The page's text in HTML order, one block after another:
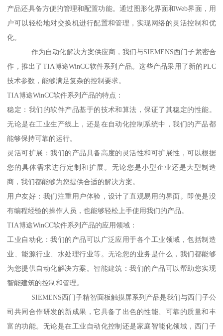
产品还具备方便的管理和配置功能。通过图形化界面和Web界面，用
户可以轻松地对交换机进行配置和管理，实现网络的灵活控制和优
化。
作为自动化解决方案供应商，我们与SIEMENS西门子紧密合
作，推出了TIA博途WinCC软件系列产品。这些产品采用了新的PLC
技术参数，能够满足复杂的控制要求。
TIA博途WinCC软件系列产品的特点：
稳定：我们的软件产品基于的技术和算法，保证了其稳定的性能。
无论是在工业生产线上，还是在自动化控制系统中，我们的产品都
能够保持可靠的运行。
灵活可扩展：我们的产品具备高度的灵活性和可扩展性，可以根据
您的具体需求进行定制和扩展。无论您是小型企业还是大型制造
商，我们都能够为您提供合适的解决方案。
用户友好：我们注重用户体验，设计了直观易用的界面。即使是没
有编程经验的操作人员，也能够轻松上手使用我们的产品。
TIA博途WinCC软件系列产品的应用领域：
工业自动化：我们的产品可以广泛应用于各个工业领域，包括制造
业、能源行业、水处理行业等。无论您的业务是什么，我们都能够
为您提供自动化解决方案。智能建筑：我们的产品可以帮助您实现
智能建筑的控制和管理。
SIEMENS西门子精智面板触摸屏系列产品是我们与西门子公
司共同合作研发的新成果，它具备了出色的性能、可靠的质量和丰
富的功能。无论是在工业自动化控制还是家庭智能化领域，西门子